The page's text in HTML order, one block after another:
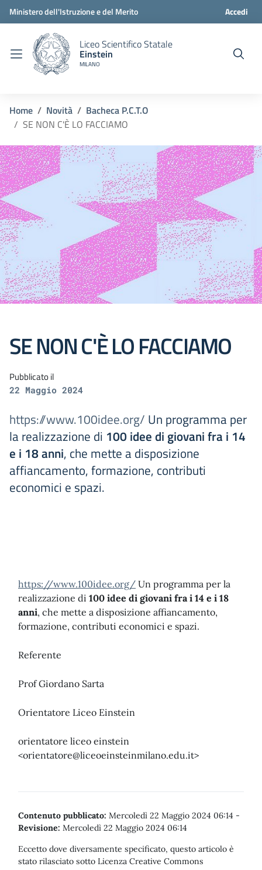
Ministero dell'Istruzione e del Merito Accedi
Liceo Scientifico Statale
Einstein
MILANO
Home Novità
Bacheca P.C.T.O
SE NON C'È LO FACCIAMO
SE NON C'È LO FACCIAMO
Pubblicato il
22 Maggio 2024
https://www.100idee.org/ Un programma per
la realizzazione di 100 idee di giovani fra i 14
e i 18 anni, che mette a disposizione
affiancamento, formazione, contributi
economici e spazi.
https://www.100idee.org/ Un programma per la
realizzazione di 100 idee di giovani fra i 14 e i 18
anni, che mette a disposizione affiancamento,
formazione, contributi economici e spazi.
Referente
Prof Giordano Sarta
Orientatore Liceo Einstein
orientatore liceo einstein
<orientatore@liceoeinsteinmilano.edu.it>
Contenuto pubblicato: Mercoledì 22 Maggio 2024 06:14 -
Revisione: Mercoledì 22 Maggio 2024 06:14
Eccetto dove diversamente specificato, questo articolo è
stato rilasciato sotto Licenza Creative Commons